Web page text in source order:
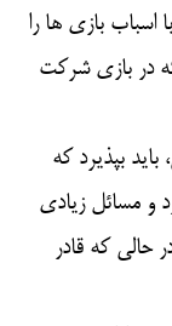
اسباب بازی ها را
در بازی شرکت
بپذیرد که
و مسائل زیادی
که قادر